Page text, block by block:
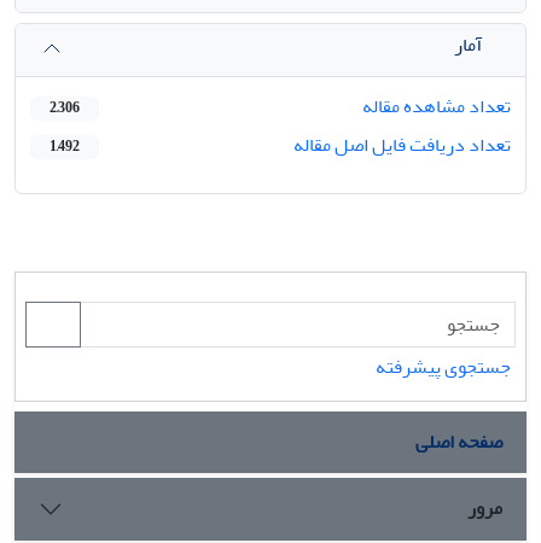
آمار
تعداد مشاهده مقاله
2,306
تعداد دریافت فایل اصل مقاله 1,492
جستجوی پیشرفته
صفحه اصلی
مرور